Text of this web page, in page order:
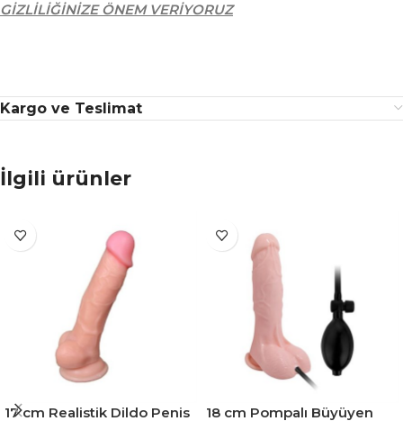
GİZLİLİĞİNİZE ÖNEM VERİYORUZ
Kargo ve Teslimat
İlgili ürünler
17 cm Realistik Dildo Penis
18 cm Pompalı Büyüyen